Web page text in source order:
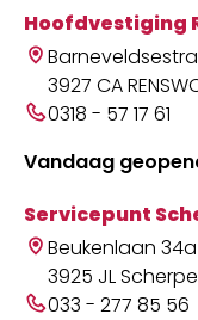
Hoofdvestiging
3927 CA
0318 - 57 17 61
Vandaag
Servicepunt
Beukenlaan 34a
3925 JL
033 - 277 85 56